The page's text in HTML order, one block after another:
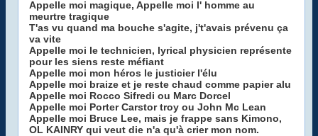
Appelle moi magique, Appelle moi l' homme au
meurtre tragique
T'as vu quand ma bouche s'agite, j't'avais prévenu ça
va vite
Appelle moi le technicien, lyrical physicien représente
pour les siens reste méfiant
Appelle moi mon héros le justicier l'élu
Appelle moi braize et je reste chaud comme papier alu
Appelle moi Rocco Sifredi ou Marc Dorcel
Appelle moi Porter Carstor troy ou John Mc Lean
Appelle moi Bruce Lee, mais je frappe sans Kimono,
OL KAINRY qui veut die n'a qu'à crier mon nom.